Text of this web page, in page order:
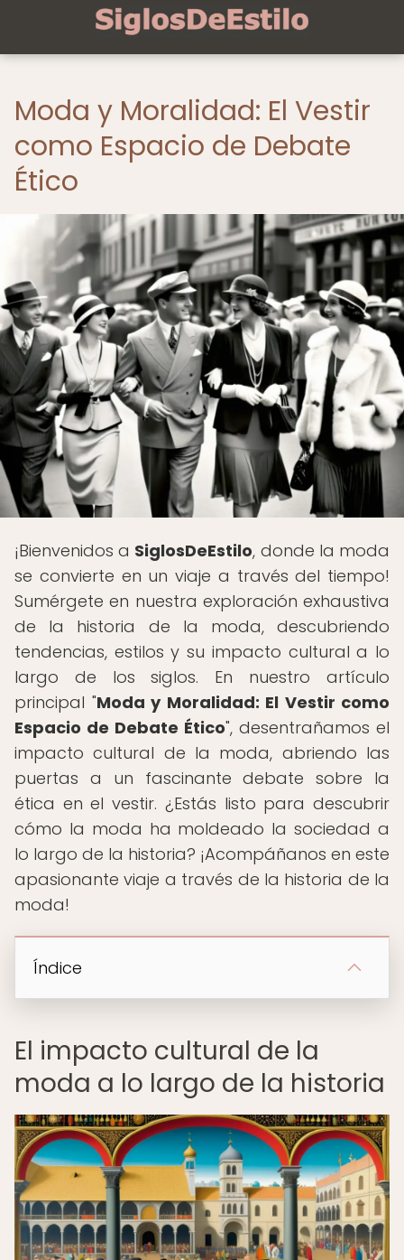
Moda y Moralidad: El Vestir
como Espacio de Debate
Ético
¡Bienvenidos a SiglosDeEstilo, donde la moda
se convierte en un viaje a través del tiempo!
Sumérgete en nuestra exploración exhaustiva
de la historia de la moda, descubriendo
tendencias, estilos y su impacto cultural a lo
largo de los siglos. En nuestro artículo
principal "Moda y Moralidad: El Vestir como
Espacio de Debate Ético", desentrañamos el
impacto cultural de la moda, abriendo las
puertas a un fascinante debate sobre la
ética en el vestir. ¿Estás listo para descubrir
cómo la moda ha moldeado la sociedad a
lo largo de la historia? ¡Acompáñanos en este
apasionante viaje a través de la historia de la
moda!
Índice
El impacto cultural de la
moda a lo largo de la historia